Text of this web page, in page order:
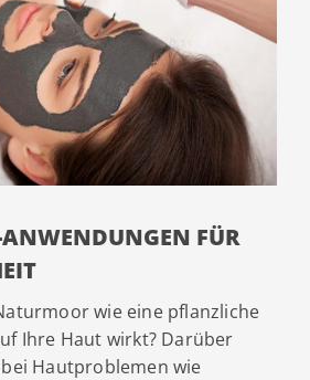
FÜR
wie eine pflanzliche
Ihre Haut wirkt? Darüber
Hautproblemen wie